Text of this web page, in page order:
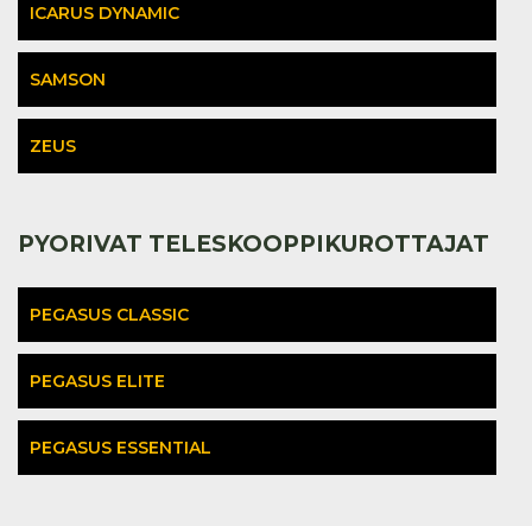
PYORIVAT TELESKOOPPIKUROTTAJAT